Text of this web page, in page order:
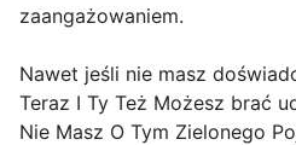
zaangażowaniem.
Nawet jeśli nie masz
Teraz I Ty Też Możesz brać
Nie Masz O Tym Zielonego